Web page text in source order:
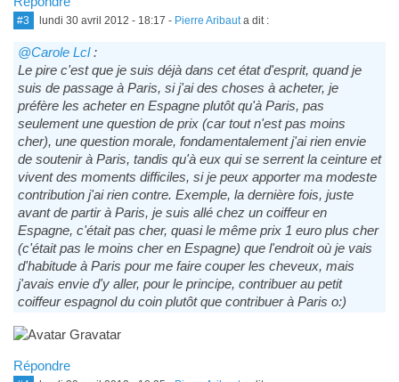
#3 lundi 30 avril 2012 - 18:17 - Pierre Aribauta dit :
@Carole Lcl:
Le pire c'est que je suis déjà dans cet état d'esprit, quand je
suis de passage à Paris, si j'ai des choses à acheter, je
préfère les acheter en Espagne plutôt qu'à Paris, pas
seulement une question de prix (car tout n'est pas moins
cher), une question morale, fondamentalement j'ai rien envie
de soutenir à Paris, tandis qu'à eux qui se serrent la ceinture et
vivent des moments difficiles, si je peux apporter ma modeste
contribution j'ai rien contre. Exemple, la dernière fois, juste
avant de partir à Paris, je suis allé chez un coiffeur en
Espagne, c'était pas cher, quasi le même prix 1 euro plus cher
(c'était pas le moins cher en Espagne) que l'endroit où je vais
d'habitude à Paris pour me faire couper les cheveux, mais
j'avais envie d'y aller, pour le principe, contribuer au petit
coiffeur espagnol du coin plutôt que contribuer à Paris o:)
Répondre